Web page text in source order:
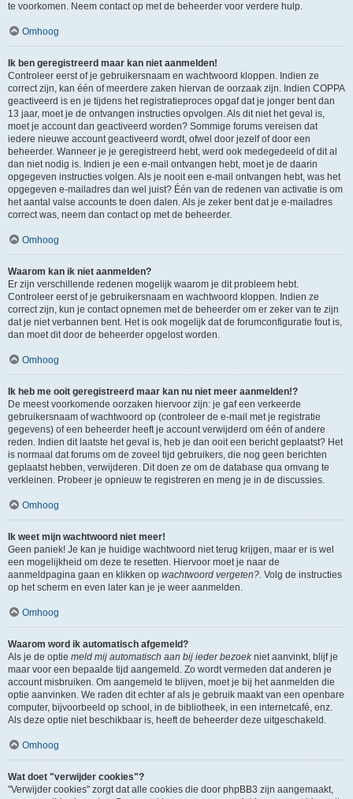
te voorkomen. Neem contact op met de beheerder voor verdere hulp.
Omhoog
Ik ben geregistreerd maar kan niet aanmelden!
Controleer eerst of je gebruikersnaam en wachtwoord kloppen. Indien ze
correct zijn, kan één of meerdere zaken hiervan de oorzaak zijn. Indien COPPA
geactiveerd is en je tijdens het registratieproces opgaf dat je jonger bent dan
13 jaar, moet je de ontvangen instructies opvolgen. Als dit niet het geval is,
moet je account dan geactiveerd worden? Sommige forums vereisen dat
iedere nieuwe account geactiveerd wordt, ofwel door jezelf of door een
beheerder. Wanneer je je geregistreerd hebt, werd ook medegedeeld of dit al
dan niet nodig is. Indien je een e-mail ontvangen hebt, moet je de daarin
opgegeven instructies volgen. Als je nooit een e-mail ontvangen hebt, was het
opgegeven e-mailadres dan wel juist? Één van de redenen van activatie is om
het aantal valse accounts te doen dalen. Als je zeker bent dat je e-mailadres
correct was, neem dan contact op met de beheerder.
Omhoog
Waarom kan ik niet aanmelden?
Er zijn verschillende redenen mogelijk waarom je dit probleem hebt.
Controleer eerst of je gebruikersnaam en wachtwoord kloppen. Indien ze
correct zijn, kun je contact opnemen met de beheerder om er zeker van te zijn
dat je niet verbannen bent. Het is ook mogelijk dat de forumconfiguratie fout is,
dan moet dit door de beheerder opgelost worden.
Omhoog
Ik heb me ooit geregistreerd maar kan nu niet meer aanmelden!?
De meest voorkomende oorzaken hiervoor zijn: je gaf een verkeerde
gebruikersnaam of wachtwoord op (controleer de e-mail met je registratie
gegevens) of een beheerder heeft je account verwijderd om één of andere
reden. Indien dit laatste het geval is, heb je dan ooit een bericht geplaatst? Het
is normaal dat forums om de zoveel tijd gebruikers, die nog geen berichten
geplaatst hebben, verwijderen. Dit doen ze om de database qua omvang te
verkleinen. Probeer je opnieuw te registreren en meng je in de discussies.
Omhoog
Ik weet mijn wachtwoord niet meer!
Geen paniek! Je kan je huidige wachtwoord niet terug krijgen, maar er is wel
een mogelijkheid om deze te resetten. Hiervoor moet je naar de
aanmeldpagina gaan en klikken op wachtwoord vergeten?. Volg de instructies
op het scherm en even later kan je je weer aanmelden.
Omhoog
Waarom word ik automatisch afgemeld?
Als je de optie meld mij automatisch aan bij ieder bezoekniet aanvinkt, blijf je
maar voor een bepaalde tijd aangemeld. Zo wordt vermeden dat anderen je
account misbruiken. Om aangemeld te blijven, moet je bij het aanmelden die
optie aanvinken. We raden dit echter af als je gebruik maakt van een openbare
computer, bijvoorbeeld op school, in de bibliotheek, in een internetcafé, enz.
Als deze optie niet beschikbaar is, heeft de beheerder deze uitgeschakeld.
Omhoog
Wat doet "verwijder cookies"?
"Verwijder cookies" zorgt dat alle cookies die door phpBB3 zijn aangemaakt,